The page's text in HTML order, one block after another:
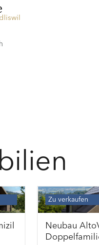
Zu verkaufen
Neubau